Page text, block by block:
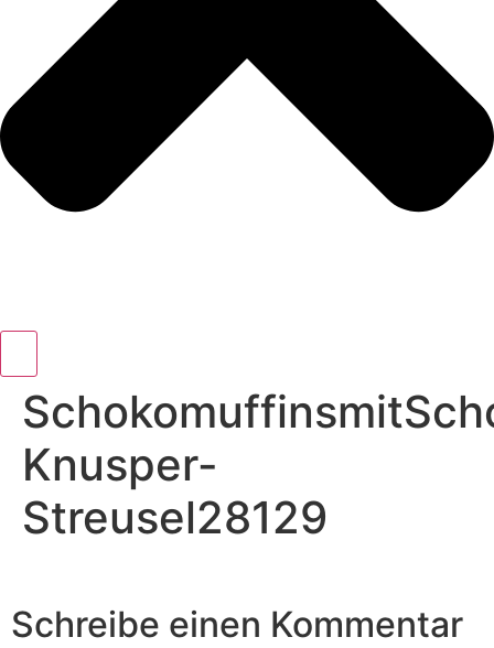
Knusper-
Streusel28129
Schreibe einen Kommentar